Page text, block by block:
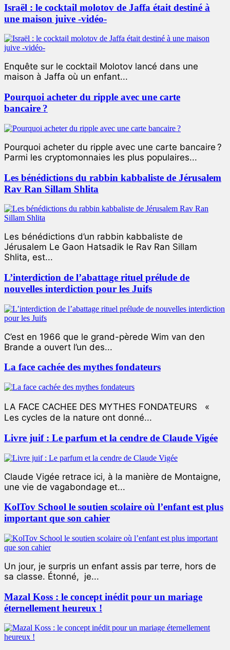
Israël : le cocktail molotov de Jaffa était destiné à
une maison juive -vidéo-
Enquête sur le cocktail Molotov lancé dans une
maison à Jaffa où un enfant...
Pourquoi acheter du ripple avec une carte
bancaire ?
Pourquoi acheter du ripple avec une carte bancaire ?
Parmi les cryptomonnaies les plus populaires...
Les bénédictions du rabbin kabbaliste de Jérusalem
Rav Ran Sillam Shlita
Les bénédictions d’un rabbin kabbaliste de
Jérusalem Le Gaon Hatsadik le Rav Ran Sillam
Shlita, est...
L’interdiction de l’abattage rituel prélude de
nouvelles interdiction pour les Juifs
C’est en 1966 que le grand-pèrede Wim van den
Brande a ouvert l’un des...
La face cachée des mythes fondateurs
LA FACE CACHEE DES MYTHES FONDATEURS «
Les cycles de la nature ont donné...
Livre juif : Le parfum et la cendre de Claude Vigée
Claude Vigée retrace ici, à la manière de Montaigne,
une vie de vagabondage et...
KolTov School le soutien scolaire où l’enfant est plus
important que son cahier
Un jour, je surpris un enfant assis par terre, hors de
sa classe. Étonné, je...
Mazal Koss : le concept inédit pour un mariage
éternellement heureux !